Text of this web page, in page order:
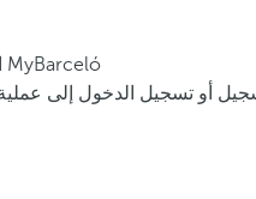
استمتع بمزايا أن تكون MyBarceló
أو تسجيل الدخول إلى